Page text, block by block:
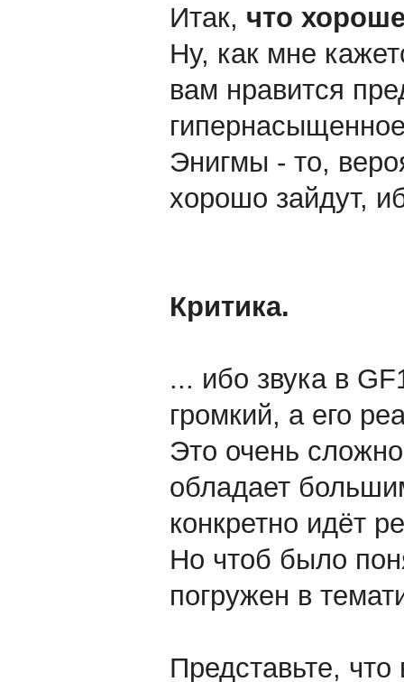
Итак, что
Ну, как мне
вам нравится
Энигмы - то,
хорошо зайдут,
Критика.
... ибо звука в
громкий, а его
Это очень
обладает
конкретно идёт
Но чтоб было
погружен в
Представьте,